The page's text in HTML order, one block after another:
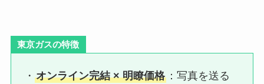
東京ガスの特徴
・オンライン完結 × 明瞭価格 ：写真を送る